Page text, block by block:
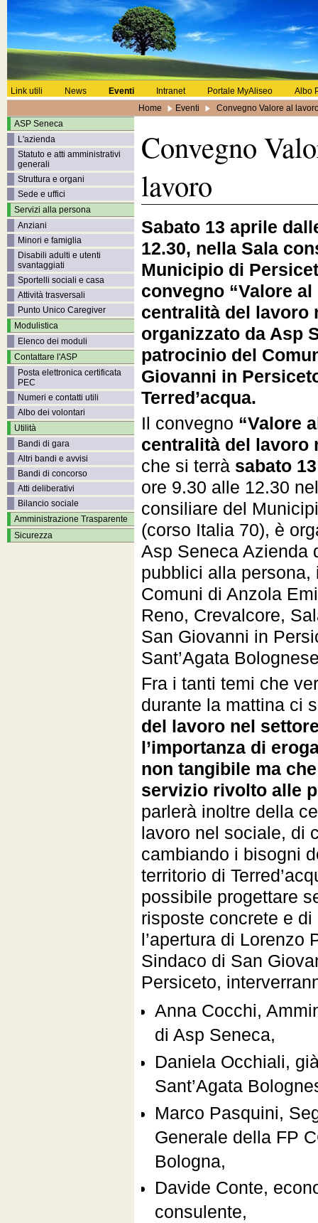
Link utili News Eventi Intranet Portale MyAliseo
Albo
Home
Eventi
Convegno Valore al
ASP Seneca
L'azienda
Statuto e atti amministrativi
generali
Struttura e organi
Sede e uffici
Servizi alla persona
Anziani
Minori e famiglia
Disabili adulti e utenti
svantaggiati
Sportelli sociali e casa
Attività trasversali
Punto Unico Caregiver
Modulistica
Elenco dei moduli
Contattare l'ASP
Posta elettronica certificata
PEC
Numeri e contatti utili
Albo dei volontari
Utilità
Bandi di gara
Altri bandi e avvisi
Bandi di concorso
Atti deliberativi
Bilancio sociale
Amministrazione Trasparente
Sicurezza
Convegno
lavoro
Sabato 13 aprile
12.30, nella Sala
Municipio di
convegno “Valore
centralità del lavoro
organizzato da Asp
patrocinio del
Giovanni in
Terred’acqua.
Il convegno “Valore
centralità del lavoro
che si terrà sabato
ore 9.30 alle 12.30
consiliare del
(corso Italia 70), è
Asp Seneca Azienda
pubblici alla
Comuni di Anzola
Reno, Crevalcore,
San Giovanni in
Sant’Agata
Fra i tanti temi che
durante la mattina ci
del lavoro nel
l’importanza di
non tangibile ma
servizio rivolto alle
parlerà inoltre della
lavoro nel sociale, di
cambiando i bisogni
territorio di
possibile progettare
risposte concrete e
l’apertura di Lorenzo
Sindaco di San
Persiceto,
Anna Cocchi,
di Asp Seneca,
Daniela Occhiali,
Sant’Agata
Marco Pasquini,
Generale della FP
Bologna,
Davide Conte,
consulente,